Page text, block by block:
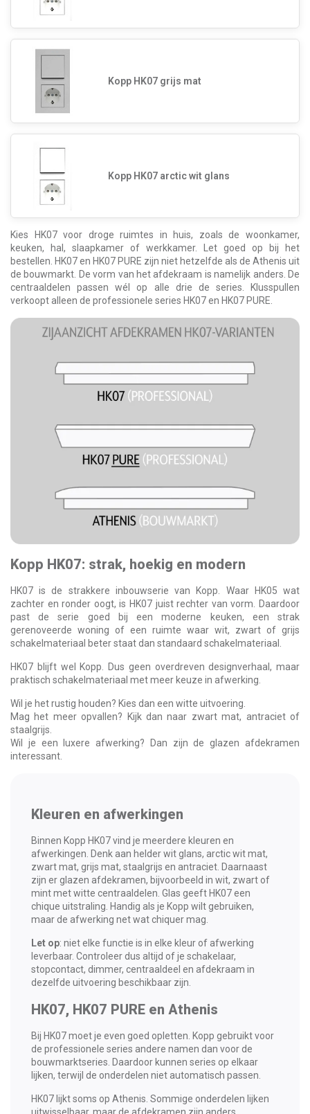
Kopp HK07 grijs mat
Kopp HK07 arctic wit glans
Kies HK07 voor droge ruimtes in huis, zoals de woonkamer,
keuken, hal, slaapkamer of werkkamer. Let goed op bij het
bestellen. HK07 en HK07 PURE zijn niet hetzelfde als de Athenis uit
de bouwmarkt. De vorm van het afdekraam is namelijk anders. De
centraaldelen passen wél op alle drie de series. Klusspullen
verkoopt alleen de professionele series HK07 en HK07 PURE.
Kopp HK07: strak, hoekig en modern
HK07 is de strakkere inbouwserie van Kopp. Waar HK05 wat
zachter en ronder oogt, is HK07 juist rechter van vorm. Daardoor
past de serie goed bij een moderne keuken, een strak
gerenoveerde woning of een ruimte waar wit, zwart of grijs
schakelmateriaal beter staat dan standaard schakelmateriaal.
HK07 blijft wel Kopp. Dus geen overdreven designverhaal, maar
praktisch schakelmateriaal met meer keuze in afwerking.
Wil je het rustig houden? Kies dan een witte uitvoering.
Mag het meer opvallen? Kijk dan naar zwart mat, antraciet of
staalgrijs.
Wil je een luxere afwerking? Dan zijn de glazen afdekramen
interessant.
Kleuren en afwerkingen
Binnen Kopp HK07 vind je meerdere kleuren en
afwerkingen. Denk aan helder wit glans, arctic wit mat,
zwart mat, grijs mat, staalgrijs en antraciet. Daarnaast
zijn er glazen afdekramen, bijvoorbeeld in wit, zwart of
mint met witte centraaldelen. Glas geeft HK07 een
chique uitstraling. Handig als je Kopp wilt gebruiken,
maar de afwerking net wat chiquer mag.
Let op: niet elke functie is in elke kleur of afwerking
leverbaar. Controleer dus altijd of je schakelaar,
stopcontact, dimmer, centraaldeel en afdekraam in
dezelfde uitvoering beschikbaar zijn.
HK07, HK07 PURE en Athenis
Bij HK07 moet je even goed opletten. Kopp gebruikt voor
de professionele series andere namen dan voor de
bouwmarktseries. Daardoor kunnen series op elkaar
lijken, terwijl de onderdelen niet automatisch passen.
HK07 lijkt soms op Athenis. Sommige onderdelen lijken
uitwisselbaar, maar de afdekramen zijn anders.